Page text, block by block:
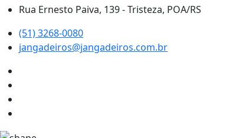
Rua Ernesto Paiva, 139 - Tristeza, POA/RS
(51) 3268-0080
jangadeiros@jangadeiros.com.br